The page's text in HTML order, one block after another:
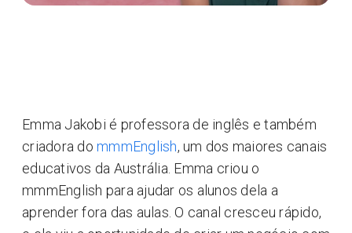
Emma Jakobi é professora de inglês e também
criadora do mmmEnglish, um dos maiores canais
educativos da Austrália. Emma criou o
mmmEnglish para ajudar os alunos dela a
aprender fora das aulas. O canal cresceu rápido,